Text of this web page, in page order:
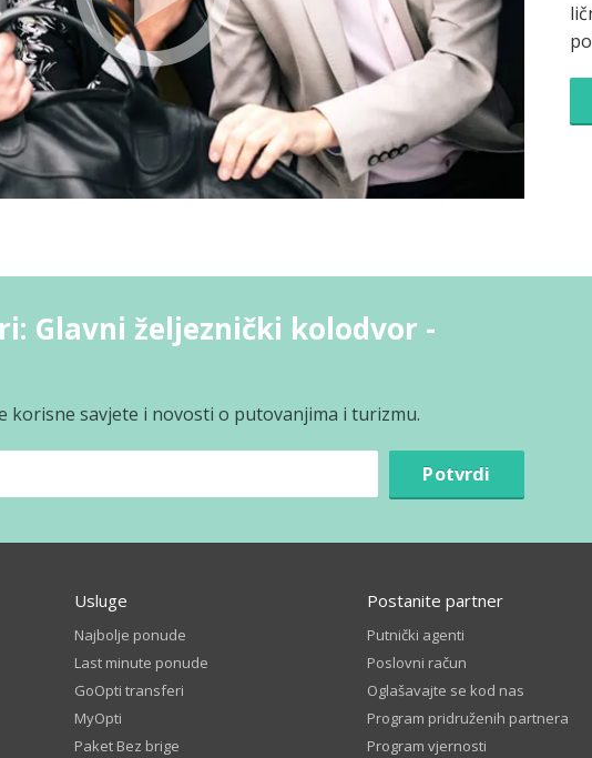
Glavni željeznički kolodvor -
korisne savjete i novosti o putovanjima i turizmu.
Potvrdi
Usluge
Najbolje ponude
Last minute ponude
GoOpti transferi
MyOpti
Paket Bez brige
Postanite partner
Putnički agenti
Poslovni račun
Oglašavajte se kod nas
Program pridruženih partnera
Program vjernosti